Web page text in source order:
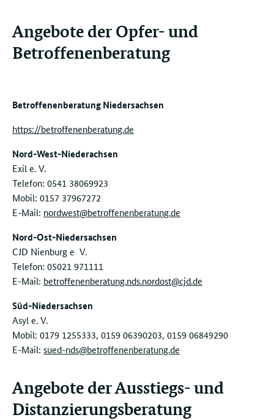
Angebote der Opfer- und
Betroffenenberatung
Betroffenenberatung Niedersachsen
https://betroffenenberatung.de
Nord-West-Niederachsen
Exil e. V.
Telefon: 0541 38069923
Mobil: 0157 37967272
E-Mail: nordwest@betroffenenberatung.de
Nord-Ost-Niedersachsen
CJD Nienburg e V.
Telefon: 05021 971111
E-Mail: betroffenenberatung.nds.nordost@cjd.de
Süd-Niedersachsen
Asyl e. V.
Mobil: 0179 1255333, 0159 06390203, 0159 06849290
E-Mail: sued-nds@­betroffenenberatung.de
Angebote der Ausstiegs- und
Distanzierungsberatung